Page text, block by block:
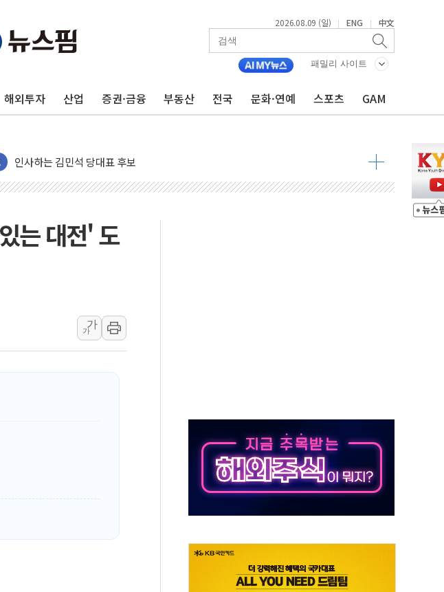
2026.08.09 (일) | ENG | 中文
패밀리 사이트
해외투자 산업 증권·금융 부동산 전국 문화·연예 스포츠 GAM
포항시 재난예산 40억 긴급 투입…고수온 양식장 복구·지원 '총력'
울진·영덕 '호우특보'-포항 '산사태 주의보'...경북도, 호우 피해·통제구간 없어
[종합] 김민석, 정청래에 '0.86%p' 차 재역전 성공...金 45.42% vs 鄭 44.56%
인천 합동연설회 나선 송영길·정청래·김민석 당대표 후보
인사하는 김민석 당대표 후보
[속보] 민주, 인천 경선 결과 발표...김민석 45.09% 정청래 43.27% 송영길 11.63%
[속보] 민주, 제주 경선 결과 발표...김민석 52.64% 정청래 39.89% 송영길 7.47%
이번주 국내 주요 금융일정(8.10~8.14)
서울 중랑구 주택가서 흉기 난동…60대 남성 2명 숨져
李대통령 "결혼 때문에 손해 보는 일 없게"…'결혼 페널티' 22개 과제 손본다
추미애, '위안부' 피해자 기림의 날 참석..."국제적 시민 연대로 목소리 내야"
인천서 말다툼 중 어머니 흉기 살해 10대 아들 체포
'화합' 꺼낸 김민석에 '뻔뻔' 받아친 정청래…제주 연설서 신경전 고조
는 대전' 도
가
가